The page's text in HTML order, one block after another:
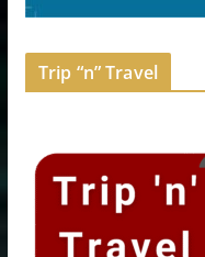
Trip “n” Travel